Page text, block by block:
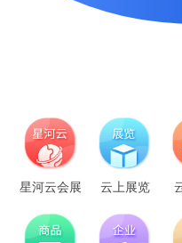
星河云会展 云上展览